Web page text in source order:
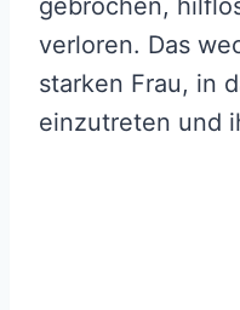
gebrochen,
verloren. Das
starken Frau, in
einzutreten und